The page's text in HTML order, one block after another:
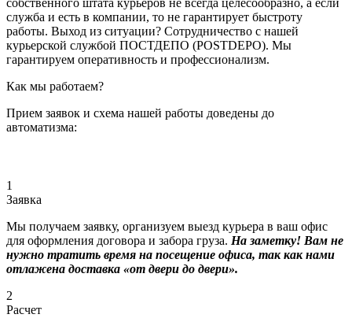
служба и есть в компании, то не гарантирует быстроту
работы. Выход из ситуации? Сотрудничество с нашей
курьерской службой ПОСТДЕПО (POSTDEPO). Мы
гарантируем оперативность и профессионализм.
Как мы работаем?
Прием заявок и схема нашей работы доведены до
автоматизма:
1
Заявка
Мы получаем заявку, организуем выезд курьера в ваш офис
для оформления договора и забора груза. На заметку! Вам не
нужно тратить время на посещение офиса, так как нами
отлажена доставка «от двери до двери».
2
Расчет